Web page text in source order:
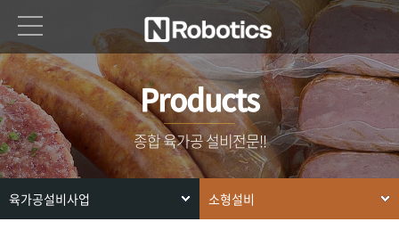
Products
종합 육가공 설비전문!!
육가공설비사업 소형설비